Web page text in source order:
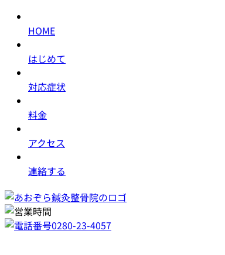
HOME
はじめて
対応症状
料金
アクセス
連絡する